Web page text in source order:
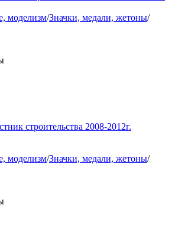
моделизм/Значки, медали, жетоны/
строительства 2008-2012г.
моделизм/Значки, медали, жетоны/